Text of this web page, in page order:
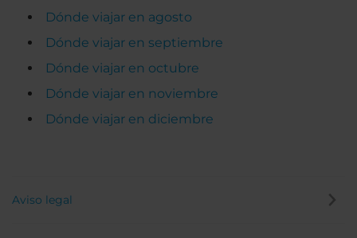
Dónde viajar en agosto
Dónde viajar en septiembre
Dónde viajar en octubre
Dónde viajar en noviembre
Dónde viajar en diciembre
Aviso legal